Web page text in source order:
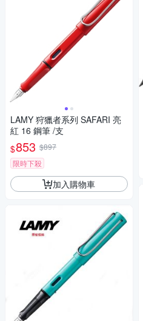
LAMY 狩獵者系列 SAFARI 亮
紅 16 鋼筆 /支
$853 $897
限時下殺
加入購物車